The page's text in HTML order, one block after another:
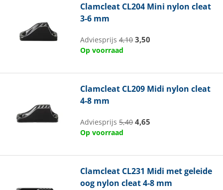
Clamcleat CL204 Mini nylon cleat
3-6 mm
Adviesprijs4,10 3,50
Op voorraad
Clamcleat CL209 Midi nylon cleat
4-8 mm
Adviesprijs5,40 4,65
Op voorraad
Clamcleat CL231 Midi met geleide
oog nylon cleat 4-8 mm